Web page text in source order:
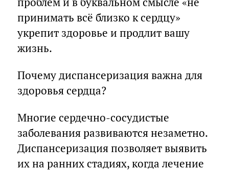
принимать всё близко к сердцу»
укрепит здоровье и продлит вашу
жизнь.
Почему диспансеризация важна для
здоровья сердца?
Многие сердечно-сосудистые
заболевания развиваются незаметно.
Диспансеризация позволяет выявить
их на ранних стадиях, когда лечение